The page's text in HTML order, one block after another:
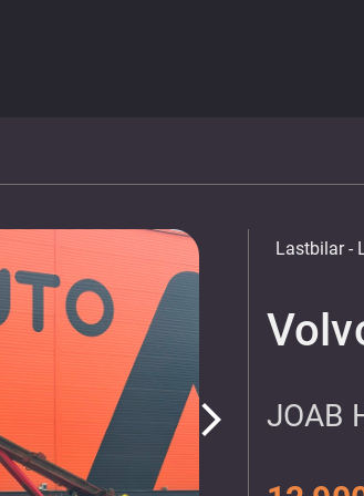
arrow_forward_ios
Lastbilar-
JOAB